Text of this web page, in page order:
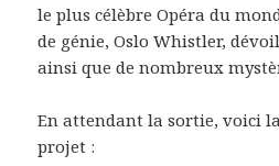
le plus célèbre Opéra du
de génie, Oslo Whistler,
ainsi que de nombreux
En attendant la sortie, voici
projet :